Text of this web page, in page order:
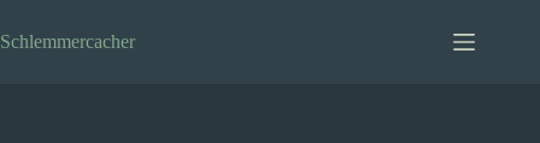
Inhalt
springen
Schlemmercacher